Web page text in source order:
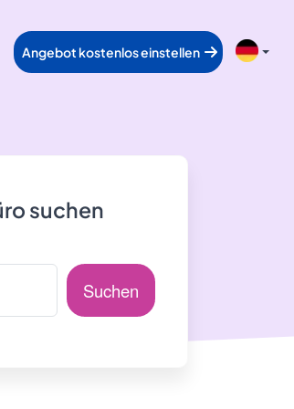
Angebot kostenlos einstellen
suchen
Suchen